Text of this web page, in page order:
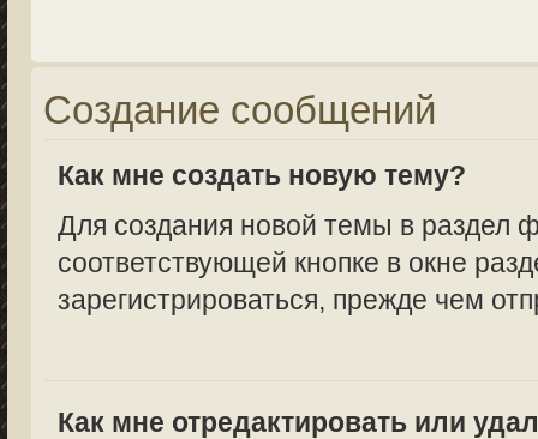
Создание сообщений
Как мне создать новую тему?
Для создания новой темы в раздел
соответствующей кнопке в окне
зарегистрироваться, прежде чем
Как мне отредактировать или